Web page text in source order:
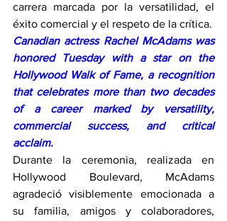
carrera marcada por la versatilidad, el
éxito comercial y el respeto de la crítica.
Canadian actress Rachel McAdams was
honored Tuesday with a star on the
Hollywood Walk of Fame, a recognition
that celebrates more than two decades
of a career marked by versatility,
commercial success, and critical
acclaim.
Durante la ceremonia, realizada en
Hollywood Boulevard, McAdams
agradeció visiblemente emocionada a
su familia, amigos y colaboradores,